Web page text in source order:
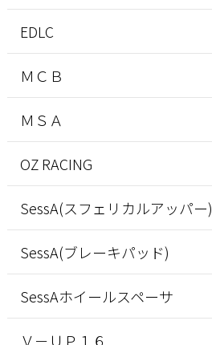
EDLC
ＭＣＢ
ＭＳＡ
OZ RACING
SessA(スフェリカルアッパー)
SessA(ブレーキパッド)
SessAホイールスペーサ
Ｖ－ＵＰ１６